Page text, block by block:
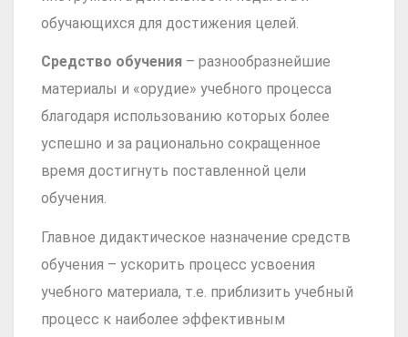
обучающихся для достижения целей.
Средство обучения – разнообразнейшие
материалы и «орудие» учебного процесса
благодаря использованию которых более
успешно и за рационально сокращенное
время достигнуть поставленной цели
обучения.
Главное дидактическое назначение средств
обучения – ускорить процесс усвоения
учебного материала, т.е. приблизить учебный
процесс к наиболее эффективным